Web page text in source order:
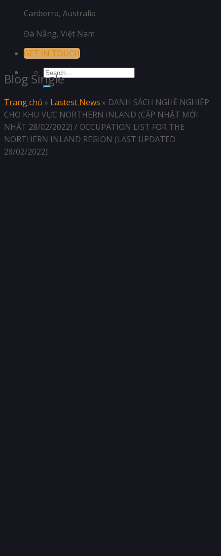
Canberra, Australia
Đà Nẵng, Việt Nam
GET IN TOUCH
Blog Single
Trang chủ » Lastest News » DANH SÁCH NGHỀ NGHIỆP
CHO KHU VỰC NORTHERN INLAND (CẬP NHẬT MỚI
NHẤT 28/02/2022) / OCCUPATION LIST FOR THE
NORTHERN INLAND REGION (LAST UPDATED
28/02/2022)